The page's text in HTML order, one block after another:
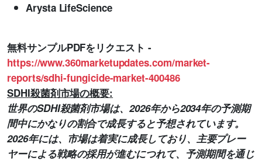
Arysta LifeScience
無料サンプルPDFをリクエスト -
https://www.360marketupdates.com/market-
reports/sdhi-fungicide-market-400486
SDHI殺菌剤市場の概要:
世界のSDHI殺菌剤市場は、2026年から2034年の予測期
間中にかなりの割合で成長すると予想されています。
2026年には、市場は着実に成長しており、主要プレー
ヤーによる戦略の採用が進むにつれて、予測期間を通じ